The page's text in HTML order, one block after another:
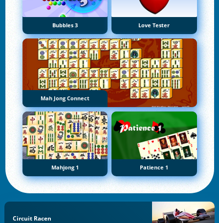
Bubbles 3 Love Tester
Mah Jong Connect
Mahjong 1 Patience 1
Circuit Racen